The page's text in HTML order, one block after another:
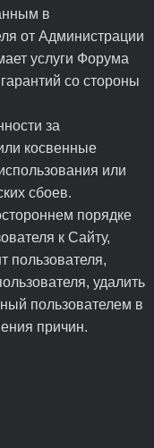
в
от Администрации
услуги Форума
со стороны
за
косвенные
или
сбоев.
порядке
к Сайту,
пользователя,
удалить
пользователем в
причин.